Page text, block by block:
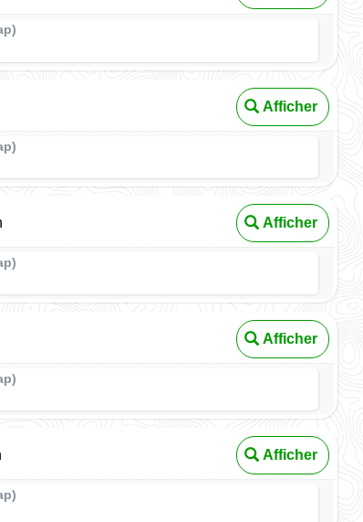
Afficher
Afficher
Afficher
Afficher